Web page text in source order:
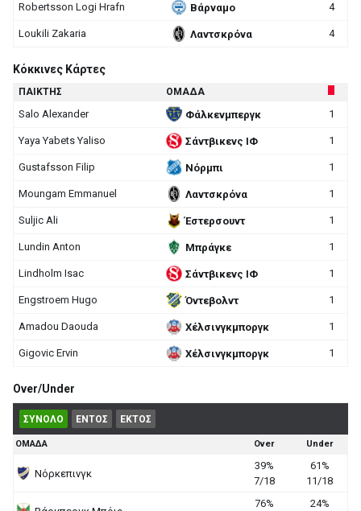
Robertsson Logi Hrafn Βάρναμο 4
Loukili Zakaria Λαντσκρόνα 4
Κόκκινες Κάρτες
ΠΑΙΚΤΗΣ ΟΜΑΔΑ
Salo Alexander Φάλκενμπεργκ 1
Yaya Yabets Yaliso Σάντβικενς ΙΦ 1
Gustafsson Filip Νόρμπι 1
Moungam Emmanuel Λαντσκρόνα 1
Suljic Ali Έστερσουντ 1
Lundin Anton Μπράγκε 1
Lindholm Isac Σάντβικενς ΙΦ 1
Engstroem Hugo Όντεβολντ 1
Amadou Daouda Χέλσινγκμποργκ 1
Gigovic Ervin Χέλσινγκμποργκ 1
Over/Under
ΣΥΝΟΛΟ ΕΝΤΟΣ ΕΚΤΟΣ
ΟΜΑΔΑ Over Under
Νόρκεπινγκ
39%
7/18
61%
11/18
76% 24%